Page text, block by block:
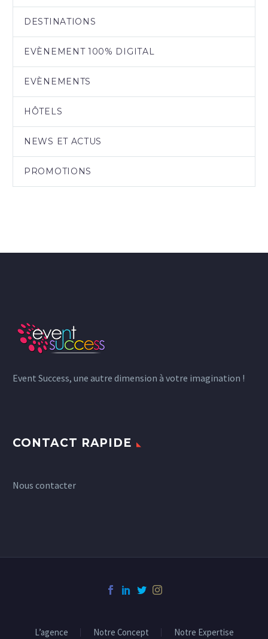
DESTINATIONS
EVÈNEMENT 100% DIGITAL
EVÈNEMENTS
HÔTELS
NEWS ET ACTUS
PROMOTIONS
Event Success, une autre dimension à votre imagination !
CONTACT RAPIDE
Nous contacter
L’agence Notre Concept Notre Expertise